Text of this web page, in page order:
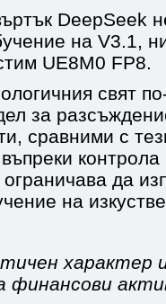
DeepSeek
на V3.1,
UE8M0 FP8.
свят
за
сравними с
да
на
характер
финансови